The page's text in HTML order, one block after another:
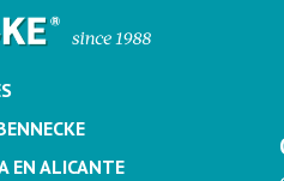
EN ALICANTE